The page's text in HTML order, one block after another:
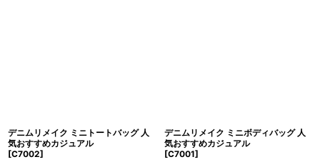
デニムリメイク ミニトートバッグ 人
気おすすめカジュアル
[C7002]
デニムリメイク ミニボディバッグ 人
気おすすめカジュアル
[C7001]